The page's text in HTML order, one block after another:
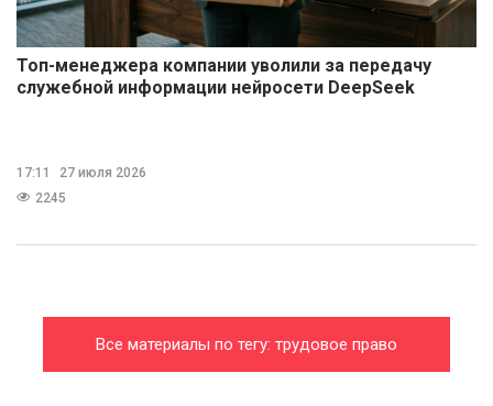
Топ-менеджера компании уволили за передачу
служебной информации нейросети DeepSeek
17:11
27 июля 2026
2245
Все материалы по тегу: трудовое право